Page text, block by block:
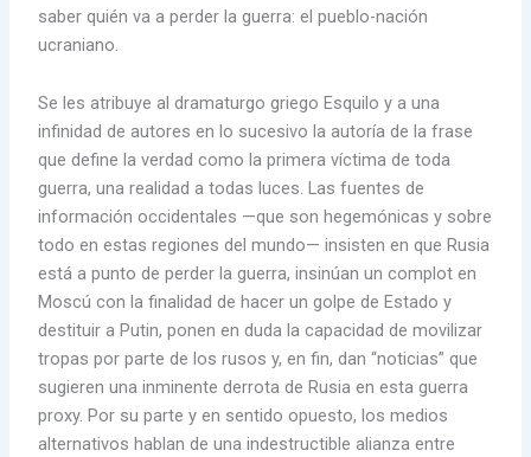
saber quién va a perder la guerra: el pueblo-nación
ucraniano.
Se les atribuye al dramaturgo griego Esquilo y a una
infinidad de autores en lo sucesivo la autoría de la frase
que define la verdad como la primera víctima de toda
guerra, una realidad a todas luces. Las fuentes de
información occidentales —que son hegemónicas y sobre
todo en estas regiones del mundo— insisten en que Rusia
está a punto de perder la guerra, insinúan un complot en
Moscú con la finalidad de hacer un golpe de Estado y
destituir a Putin, ponen en duda la capacidad de movilizar
tropas por parte de los rusos y, en fin, dan “noticias” que
sugieren una inminente derrota de Rusia en esta guerra
proxy. Por su parte y en sentido opuesto, los medios
alternativos hablan de una indestructible alianza entre